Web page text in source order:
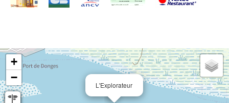
L'Explorateur
+
−